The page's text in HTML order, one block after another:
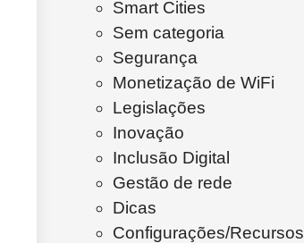
Smart Cities
Sem categoria
Segurança
Monetização de WiFi
Legislações
Inovação
Inclusão Digital
Gestão de rede
Dicas
Configurações/Recursos